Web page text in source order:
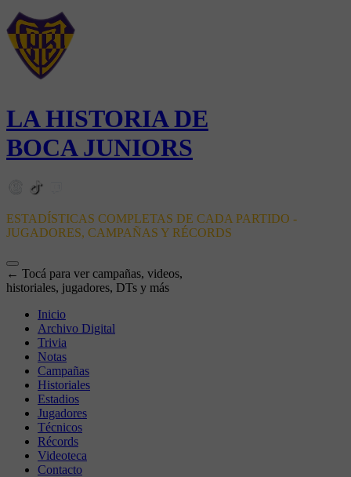
LA HISTORIA DE
BOCA JUNIORS
ESTADÍSTICAS COMPLETAS DE CADA PARTIDO -
JUGADORES, CAMPAÑAS Y RÉCORDS
← Tocá para ver campañas, videos,
historiales, jugadores, DTs y más
Inicio
Archivo Digital
Trivia
Notas
Campañas
Historiales
Estadios
Jugadores
Técnicos
Récords
Videoteca
Contacto